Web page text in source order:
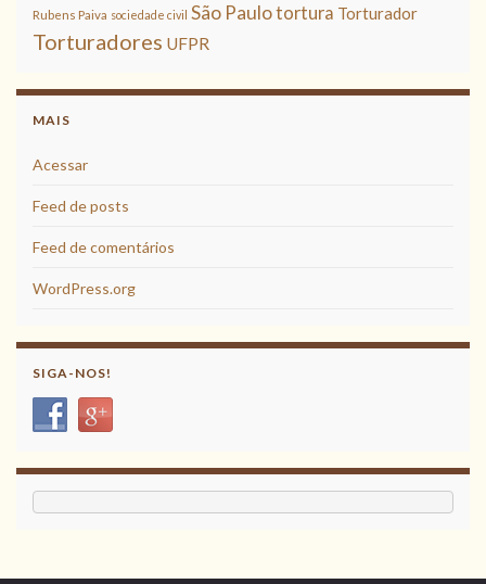
Rubens Paiva sociedade civil São Paulotortura Torturador
Torturadores UFPR
MAIS
Acessar
Feed de posts
Feed de comentários
WordPress.org
SIGA-NOS!